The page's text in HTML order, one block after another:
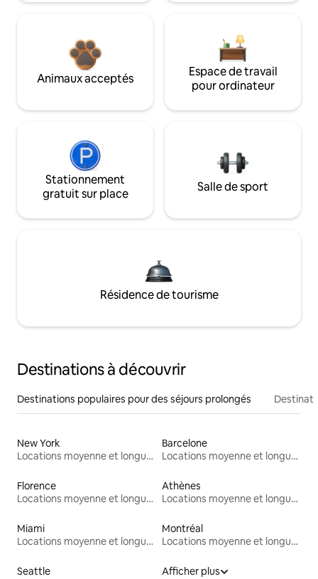
Animaux acceptés
Espace de travail
pour ordinateur
Stationnement
gratuit sur place
Salle de sport
Résidence de tourisme
Destinations à découvrir
Destinations populaires pour des séjours prolongés
New York
Locations moyenne et longue durée
Barcelone
Locations moyenne et longue durée
Florence
Locations moyenne et longue durée
Athènes
Locations moyenne et longue durée
Miami
Locations moyenne et longue durée
Montréal
Locations moyenne et longue durée
Seattle
Afficher plus